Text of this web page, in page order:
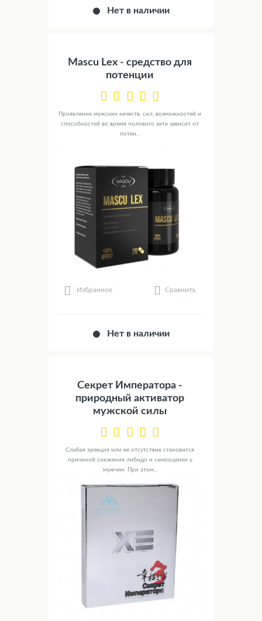
Нет в наличии
Mascu Lex - средство для
потенции
Проявление мужских качеств, сил, возможностей и
способностей во время полового акта зависит от
потен...
Избранное Сравнить
Нет в наличии
Секрет Императора -
природный активатор
мужской силы
Слабая эрекция или ее отсутствие становится
причиной снижения либидо и самооценки у
мужчин. При этом...